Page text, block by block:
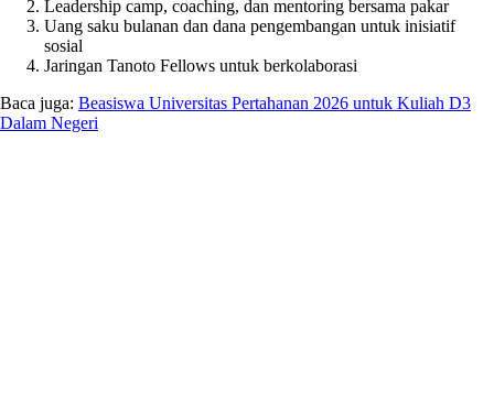
Leadership camp, coaching, dan mentoring bersama pakar
Uang saku bulanan dan dana pengembangan untuk inisiatif
sosial
Jaringan Tanoto Fellows untuk berkolaborasi
Baca juga: Beasiswa Universitas Pertahanan 2026 untuk Kuliah D3
Dalam Negeri